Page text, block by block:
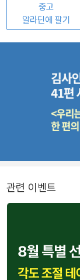
중고
알라딘에 팔기
관련 이벤트